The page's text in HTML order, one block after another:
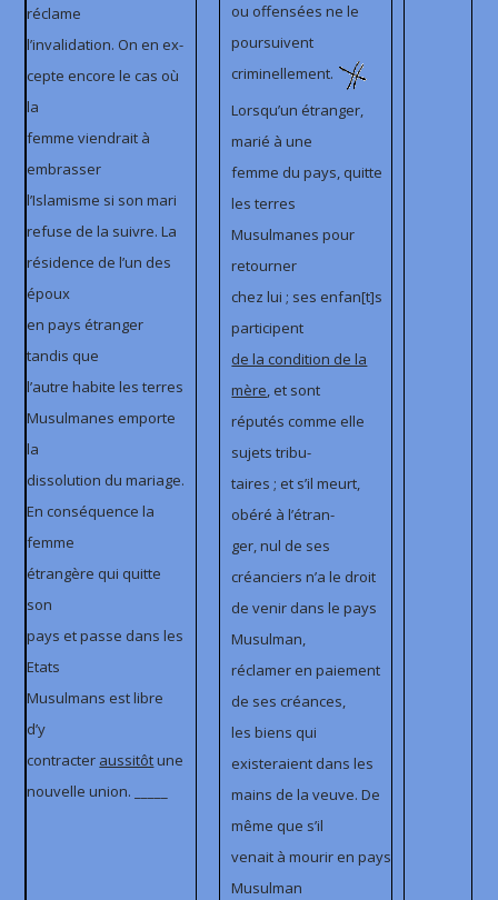
réclame
l’invalidation. On en ex-
cepte encore le cas où
la
femme viendrait à
embrasser
l’Islamisme si son mari
refuse de la suivre. La
résidence de l’un des
époux
en pays étranger
tandis que
l’autre habite les terres
Musulmanes emporte
la
dissolution du mariage.
En conséquence la
femme
étrangère qui quitte
son
pays et passe dans les
Etats
Musulmans est libre
d’y
contracter aussitôtune
nouvelle union. _____
ou offensées ne le
poursuivent
criminellement.
Lorsqu’un étranger,
marié à une
femme du pays, quitte
les terres
Musulmanes pour
retourner
chez lui ; ses enfan[t]s
participent
de la condition de la
mère, et sont
réputés comme elle
sujets tribu-
taires ; et s’il meurt,
obéré à l’étran-
ger, nul de ses
créanciers n’a le droit
de venir dans le pays
Musulman,
réclamer en paiement
de ses créances,
les biens qui
existeraient dans les
mains de la veuve. De
même que s’il
venait à mourir en pays
Musulman